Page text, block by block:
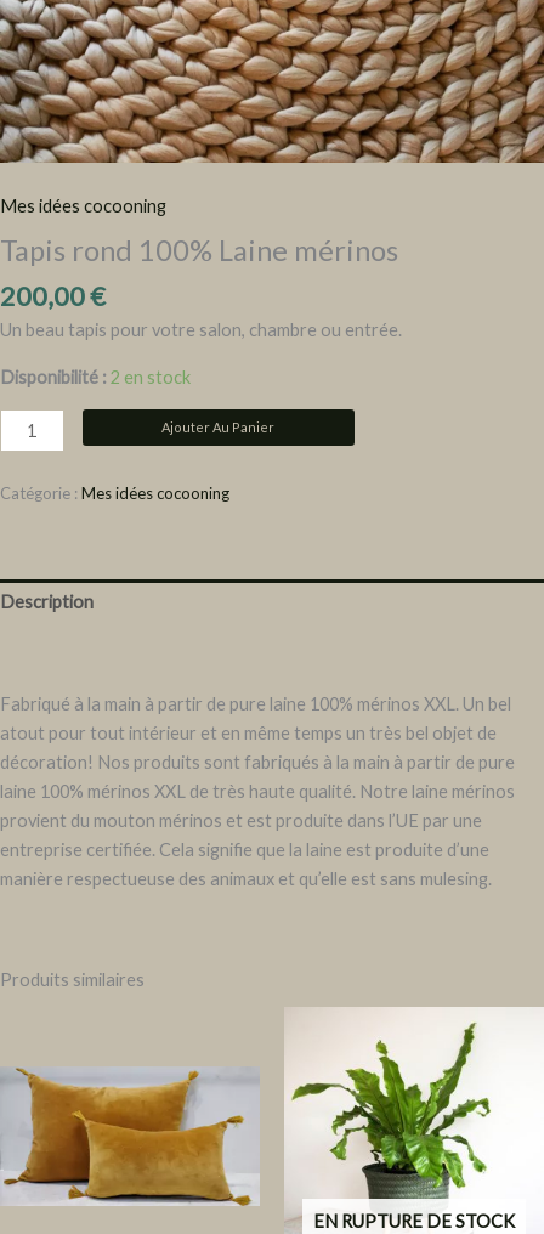
Mes idées cocooning
Tapis rond 100% Laine mérinos
200,00€
Un beau tapis pour votre salon, chambre ou entrée.
Disponibilité : 2 en stock
Ajouter Au Panier
Catégorie : Mes idées cocooning
Description
Fabriqué à la main à partir de pure laine 100% mérinos XXL. Un bel
atout pour tout intérieur et en même temps un très bel objet de
décoration! Nos produits sont fabriqués à la main à partir de pure
laine 100% mérinos XXL de très haute qualité. Notre laine mérinos
provient du mouton mérinos et est produite dans l’UE par une
entreprise certifiée. Cela signifie que la laine est produite d’une
manière respectueuse des animaux et qu’elle est sans mulesing.
Produits similaires
EN RUPTURE DE STOCK